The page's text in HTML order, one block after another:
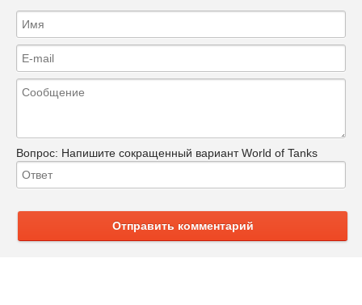
Вопрос: Напишите сокращенный вариант World of Tanks
Отправить комментарий